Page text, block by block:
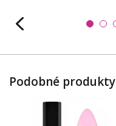
Podobné produkty